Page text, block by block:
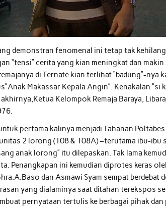
demonstran fenomenal ini tetap tak
“tensi” cerita yang kian meningkat dan
di Ternate kian terlihat “badung”-nya
Makassar Kepala Angin”. Kenakalan “si
Kelompok Remaja Baraya,
pertama kalinya menjadi Tahanan
2 lorong (108 & 108A) –terutama ibu-
anak lorong” itu dilepaskan. Tak lama
Penangkapan ini kemudian diprotes keras
dan Asmawi Syam sempat berdebat
yang dialaminya saat ditahan terekspos
pernyataan tertulis ke berbagai pihak dan